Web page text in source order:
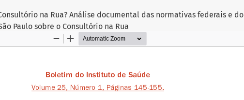
na Rua? Análise documental das normativas federais e do
Paulo sobre o Consultório na Rua